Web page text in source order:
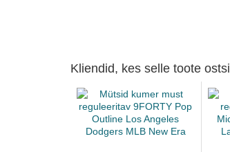
Kliendid, kes selle toote